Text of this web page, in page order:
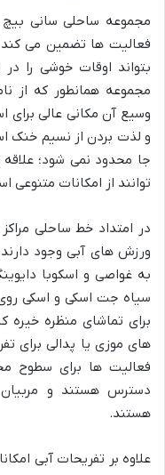
مجموعه ساحلی سانی بیچ
فعالیت ها تضمین می کند
بتواند اوقات خوشی را
مجموعه همانطور که
وسیع آن مکانی عالی برای
و لذت بردن از نسیم خنک
جا محدود نمی شود؛
توانند از امکانات متنوعی
در امتداد خط ساحلی
ورزش های آبی وجود
به غواصی و اسکوبا
سیاه جت اسکی و اسکی
برای تماشای منظره خیره
های موزی یا پدالی برای
فعالیت ها برای سطوح
دسترس هستند و مربیان
هستند.
علاوه بر تفریحات آبی